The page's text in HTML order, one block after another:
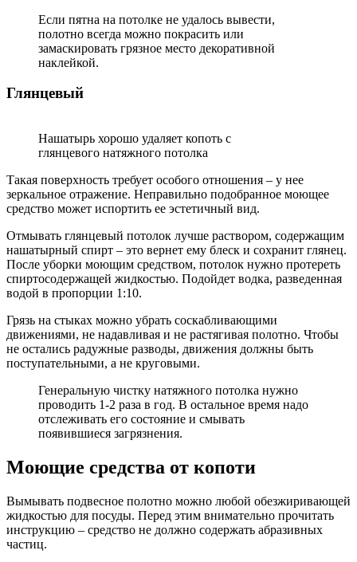
Если пятна на потолке не удалось вывести,
полотно всегда можно покрасить или
замаскировать грязное место декоративной
наклейкой.
Глянцевый
Нашатырь хорошо удаляет копоть с
глянцевого натяжного потолка
Такая поверхность требует особого отношения – у нее
зеркальное отражение. Неправильно подобранное моющее
средство может испортить ее эстетичный вид.
Отмывать глянцевый потолок лучше раствором, содержащим
нашатырный спирт – это вернет ему блеск и сохранит глянец.
После уборки моющим средством, потолок нужно протереть
спиртосодержащей жидкостью. Подойдет водка, разведенная
водой в пропорции 1:10.
Грязь на стыках можно убрать соскабливающими
движениями, не надавливая и не растягивая полотно. Чтобы
не остались радужные разводы, движения должны быть
поступательными, а не круговыми.
Генеральную чистку натяжного потолка нужно
проводить 1-2 раза в год. В остальное время надо
отслеживать его состояние и смывать
появившиеся загрязнения.
Моющие средства от копоти
Вымывать подвесное полотно можно любой обезжиривающей
жидкостью для посуды. Перед этим внимательно прочитать
инструкцию – средство не должно содержать абразивных
частиц.